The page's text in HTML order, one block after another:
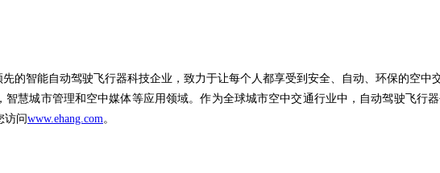
先的智能自动驾驶飞行器科技企业，致力于让每个人都享受到安全、自动、环保的空
智慧城市管理和空中媒体等应用领域。作为全球城市空中交通行业中，自动驾驶飞
访问www.ehang.com。